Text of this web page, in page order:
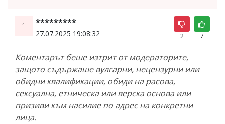
1. *********
27.07.2025 19:08:32 2 7
Коментарът беше изтрит от модераторите,
защото съдържаше вулгарни, нецензурни или
обидни квалификации, обиди на расова,
сексуална, етническа или верска основа или
призиви към насилие по адрес на конкретни
лица.